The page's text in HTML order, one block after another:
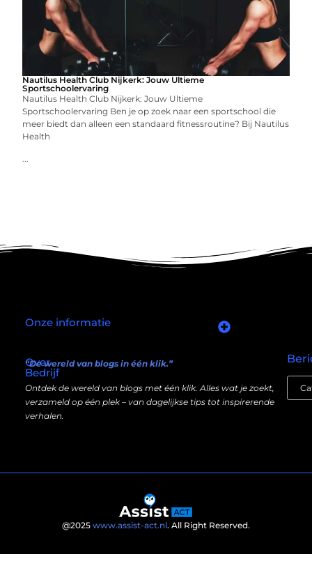
Nautilus Health Club Nijkerk: Jouw Ultieme
Sportschoolervaring
Nautilus Health Club Nijkerk: Jouw Ultieme
Sportschoolervaring Ben je op zoek naar een sportschool die
meer biedt dan alleen een standaard fitnessroutine? Bij Nautilus
Health
...
Over
Bedrijf
“De wereld van blogs in één klik.”
Ontdek de wereld van blogs met één klik. Alles wat je zoekt,
verzameld op één plek – van dagelijkse tips tot inspirerende
verhalen.
Onze informatie
@2025 www.assist-act.nl. All Right Reserved.